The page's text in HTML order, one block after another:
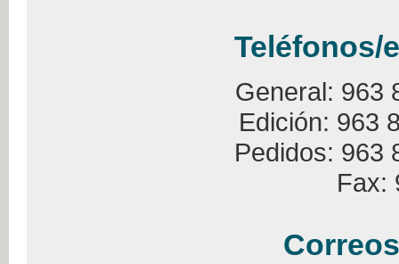
Teléfonos/
General: 963
Edición: 963
Pedidos: 963
Fax: